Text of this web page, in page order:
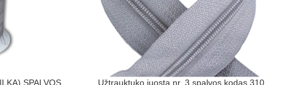
SPALVOS Užtrauktuko juosta nr. 3 spalvos kodas 310